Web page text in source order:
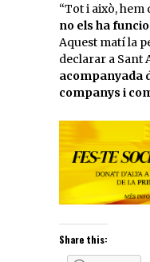
“Tot i això,
no els ha
Aquest matí la
declarar a Sant
acompanyada
companys i
Share this: